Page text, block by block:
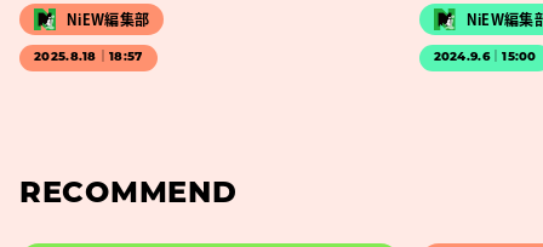
NiEW編集部
2025.8.18｜18:57
NiEW編集
2024.9.6｜15:00
RECOMMEND